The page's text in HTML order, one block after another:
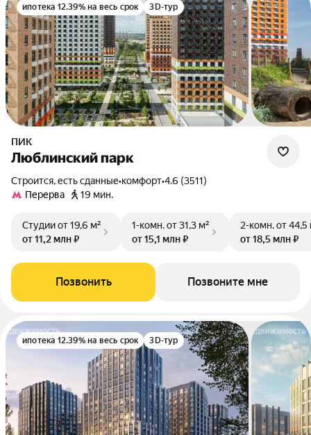
ипотека 12.39% на весь срок 3D-тур
ПИК
Люблинский парк
Строится, есть сданные•комфорт•4.6 (3511)
Перерва
19 мин.
Студииот 19,6 м²
от 11,2 млн ₽
1-комн.от 31,3 м²
от 15,1 млн ₽
2-комн.от 44,5
от 18,5 млн ₽
Позвонить Позвоните мне
ипотека 12.39% на весь срок 3D-тур